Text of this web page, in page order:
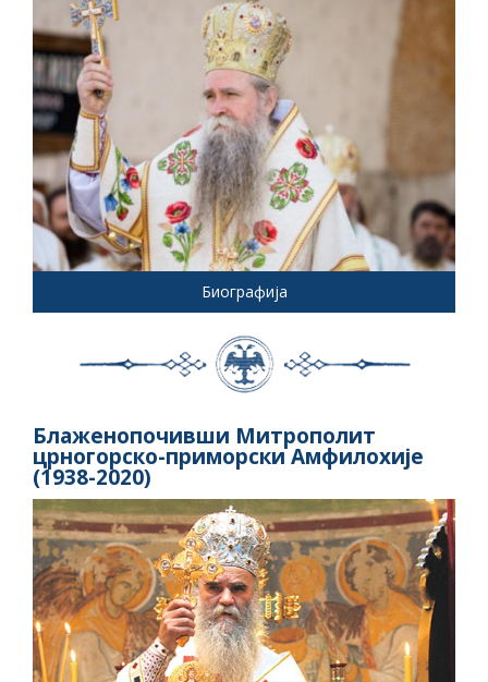
Биографија
Блаженопочивши Митрополит
црногорско-приморски Амфилохије
(1938-2020)